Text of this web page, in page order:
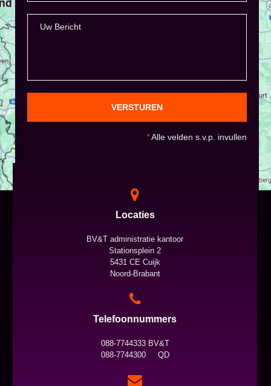
VERSTUREN
*Alle velden s.v.p. invullen
Locaties
BV&T administratie kantoor
Stationsplein 2
5431 CE Cuijk
Noord-Brabant
Telefoonnummers
088-7744333 BV&T
088-7744300 QD